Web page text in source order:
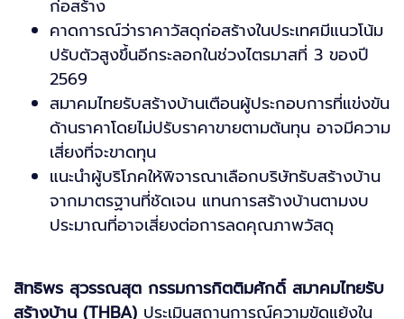
ก่อสร้าง
คาดการณ์ว่าราคาวัสดุก่อสร้างในประเทศมีแนวโน้ม
ปรับตัวสูงขึ้นอีกระลอกในช่วงไตรมาสที่ 3 ของปี
2569
สมาคมไทยรับสร้างบ้านเตือนผู้ประกอบการที่แข่งขัน
ด้านราคาโดยไม่ปรับราคาขายตามต้นทุน อาจมีความ
เสี่ยงที่จะขาดทุน
แนะนำผู้บริโภคให้พิจารณาเลือกบริษัทรับสร้างบ้าน
จากมาตรฐานที่ชัดเจน แทนการสร้างบ้านตามงบ
ประมาณที่อาจเสี่ยงต่อการลดคุณภาพวัสดุ
สิทธิพร สุวรรณสุต กรรมการกิตติมศักดิ์ สมาคมไทยรับ
สร้างบ้าน (THBA) ประเมินสถานการณ์ความขัดแย้งใน